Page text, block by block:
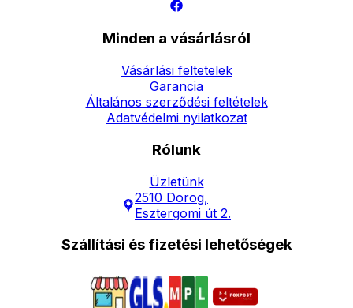
Minden a vásárlásról
Vásárlási feltetelek
Garancia
Általános szerződési feltételek
Adatvédelmi nyilatkozat
Rólunk
Üzletünk
2510 Dorog,
Esztergomi út 2.
Szállítási és fizetési lehetőségek